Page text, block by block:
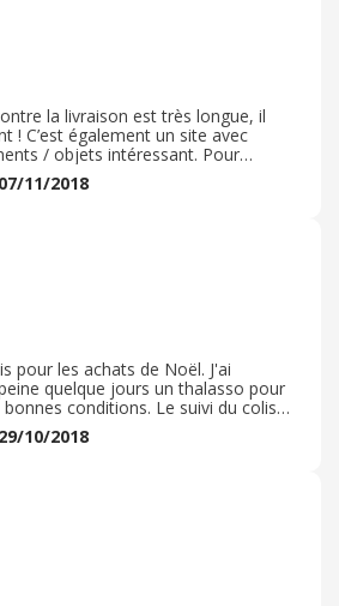
la livraison est très longue, il
! C’est également un site avec
/ objets intéressant. Pour
j’ai commandé je n’ai pas reçu 1.
près 10 choses) Site fiable, même
regrette jamais d'acheter via ce
les vendeur sont souvent très
pas chère pour de la qualité.
être sur de recevoir ce que l'on
du cash back et assez longue
la quand Même. Enfin je
11/2018
pour les achats de Noël. J'ai
quelque jours un thalasso pour
conditions. Le suivi du colis
l'ai reçu rapidement dans les
sans être abimés. Suivi par SMS
prix ne sont pas bien sifférents des
m'encourage à acheter sur la
être gratuite en retrait en
bien acheter de nouveau quand
idées cadeaux.
10/2018